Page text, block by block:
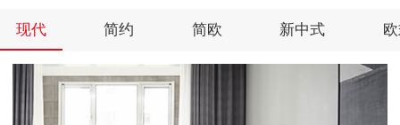
现代 简约 简欧 新中式